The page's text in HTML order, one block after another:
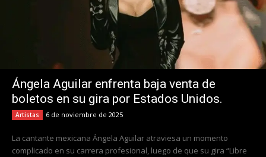
Ángela Aguilar enfrenta baja venta de
boletos en su gira por Estados Unidos.
Artistas 6 de noviembre de 2025
La cantante mexicana Ángela Aguilar atraviesa un momento
complicado en su carrera profesional, luego de que su gira “Libre